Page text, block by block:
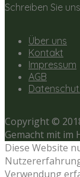
Schreiben Sie
Über uns
Kontakt
Impressum
AGB
Copyright ©
Gemacht mit im
Diese Website
Verwendung